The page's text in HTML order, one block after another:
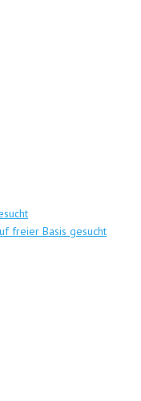
freier Basis gesucht